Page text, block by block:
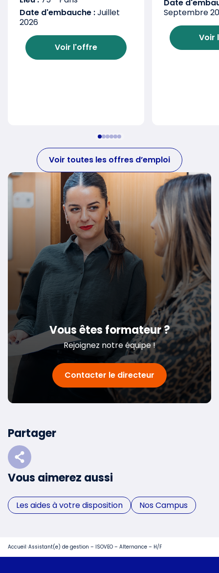
Date d'embauche :Juillet
2026
Voir l'offre
Date
Septembre
Voir
Voir toutes les offres d’emploi
Vous êtes formateur ?
Rejoignez notre équipe !
Contacter le directeur
Partager
Vous aimerez aussi
Les aides à votre disposition Nos Campus
Accueil Assistant(e) de gestion – ISOVEO – Alternance – H/F